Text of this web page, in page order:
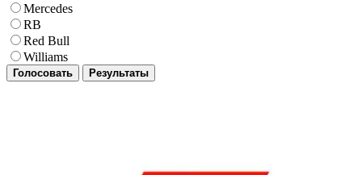
Mercedes
RB
Red Bull
Williams
Голосовать Результаты